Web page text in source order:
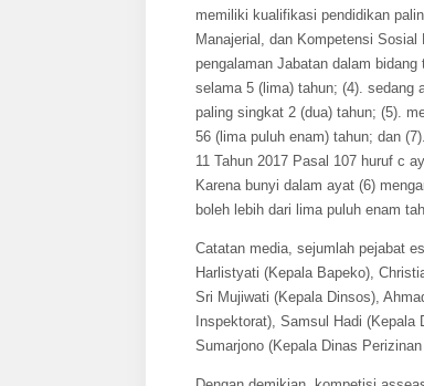
memiliki kualifikasi pendidikan
Manajerial, dan Kompetensi
pengalaman Jabatan dalam
selama 5 (lima) tahun; (4). sedang
paling singkat 2 (dua) tahun; (5).
56 (lima puluh enam) tahun; dan
11 Tahun 2017 Pasal 107 huruf c
Karena bunyi dalam ayat (6)
boleh lebih dari lima puluh enam
Catatan media, sejumlah pejabat
Harlistyati (Kepala Bapeko),
Sri Mujiwati (Kepala Dinsos),
Inspektorat), Samsul Hadi (Kepala
Sumarjono (Kepala Dinas Perizinan